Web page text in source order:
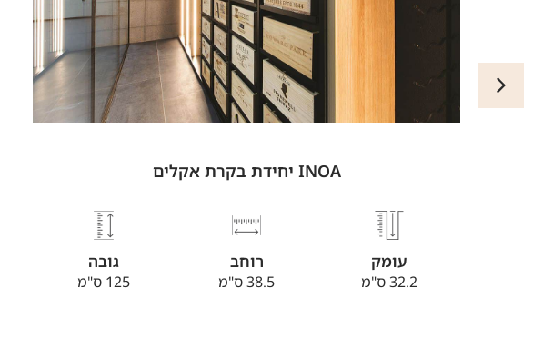
INOA יחידת בקרת אקלים
עומק
32.2 ס"מ
רוחב
38.5 ס"מ
גובה
125 ס"מ